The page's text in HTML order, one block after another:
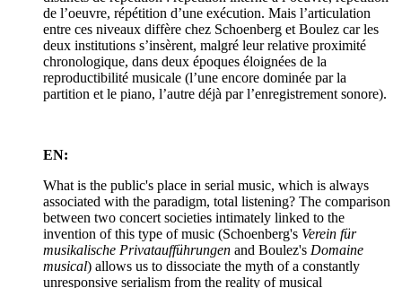
de l’oeuvre, répétition d’une exécution. Mais l’articulation
entre ces niveaux diffère chez Schoenberg et Boulez car les
deux institutions s’insèrent, malgré leur relative proximité
chronologique, dans deux époques éloignées de la
reproductibilité musicale (l’une encore dominée par la
partition et le piano, l’autre déjà par l’enregistrement sonore).
EN:
What is the public's place in serial music, which is always
associated with the paradigm, total listening? The comparison
between two concert societies intimately linked to the
invention of this type of music (Schoenberg's Verein für
musikalische Privataufführungen and Boulez's Domaine
musical) allows us to dissociate the myth of a constantly
unresponsive serialism from the reality of musical